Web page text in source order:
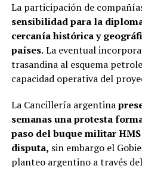
La participación de
sensibilidad para la
cercanía histórica y
países.La eventual
trasandina al esquema
capacidad operativa del
La Cancillería argentina
semanas una protesta
paso del buque militar
disputa, sin embargo el
planteo argentino a través